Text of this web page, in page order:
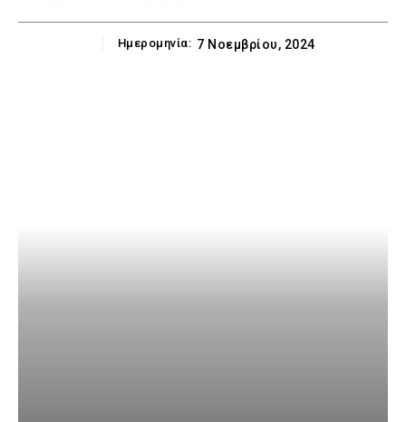
Ημερομηνία: 7 Νοεμβρίου, 2024